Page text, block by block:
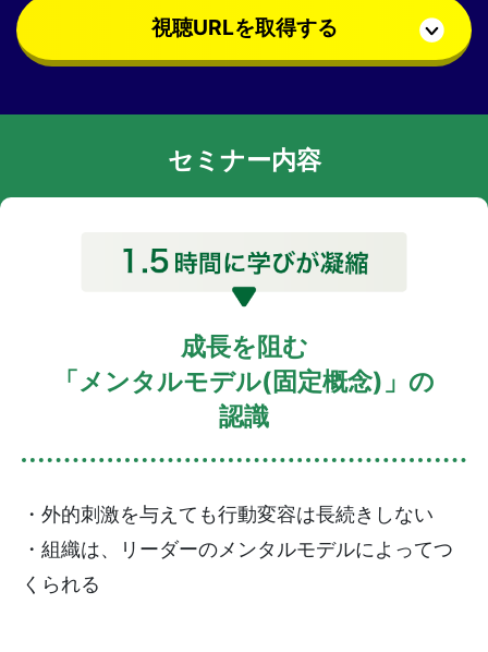
視聴URLを取得する
セミナー内容
成長を阻む
「メンタルモデル(固定概念)」の
認識
・外的刺激を与えても行動変容は長続きしない
・組織は、リーダーのメンタルモデルによってつ
くられる